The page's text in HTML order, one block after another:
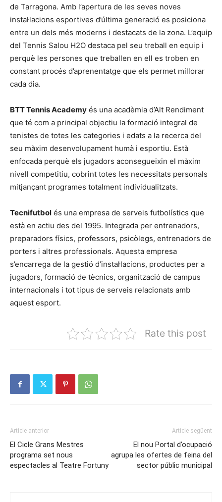
de Tarragona. Amb l’apertura de les seves noves
instal·lacions esportives d’última generació es posiciona
entre un dels més moderns i destacats de la zona. L’equip
del Tennis Salou H2O destaca pel seu treball en equip i
perquè les persones que treballen en ell es troben en
constant procés d’aprenentatge que els permet millorar
cada dia.
BTT Tennis Academy és una acadèmia d’Alt Rendiment
que té com a principal objectiu la formació integral de
tenistes de totes les categories i edats a la recerca del
seu màxim desenvolupament humà i esportiu. Està
enfocada perquè els jugadors aconsegueixin el màxim
nivell competitiu, cobrint totes les necessitats personals
mitjançant programes totalment individualitzats.
Tecnifutbol és una empresa de serveis futbolístics que
està en actiu des del 1995. Integrada per entrenadors,
preparadors físics, professors, psicòlegs, entrenadors de
porters i altres professionals. Aquesta empresa
s’encarrega de la gestió d’instal·lacions, productes per a
jugadors, formació de tècnics, organització de campus
internacionals i tot tipus de serveis relacionats amb
aquest esport.
Rate this post
Article anterior
El Cicle Grans Mestres
programa set nous
espectacles al Teatre Fortuny
Article següent
El nou Portal d’ocupació
agrupa les ofertes de feina del
sector públic municipal